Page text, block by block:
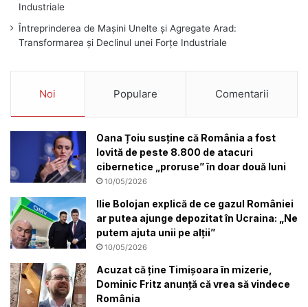
Industriale
Întreprinderea de Mașini Unelte și Agregate Arad:
Transformarea și Declinul unei Forțe Industriale
Noi Populare Comentarii
Oana Țoiu susține că România a fost
lovită de peste 8.800 de atacuri
cibernetice „proruse” în doar două luni
10/05/2026
Ilie Bolojan explică de ce gazul României
ar putea ajunge depozitat în Ucraina: „Ne
putem ajuta unii pe alții”
10/05/2026
Acuzat că ține Timișoara în mizerie,
Dominic Fritz anunță că vrea să vindece
România